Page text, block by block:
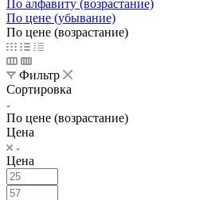
По алфавиту (возрастание)
По цене (убывание)
По цене (возрастание)
Фильтр
Сортировка
По цене (возрастание)
Цена
Цена